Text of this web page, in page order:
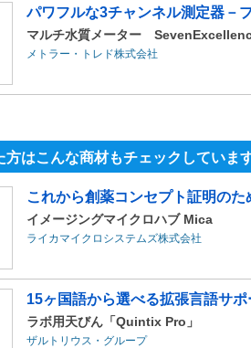
パワフルな3チャンネル測定器－
マルチ水質メーター
メトラー・トレド株式会社
方はこんな商材もチェックしていま
これから創薬コンセプト証明の
イメージングマイクロハブ Mica
ライカマイクロシステムズ株式会社
15ヶ国語から選べる拡張言語サ
ラボ用天びん「Quintix Pro」
ザルトリウス・グループ